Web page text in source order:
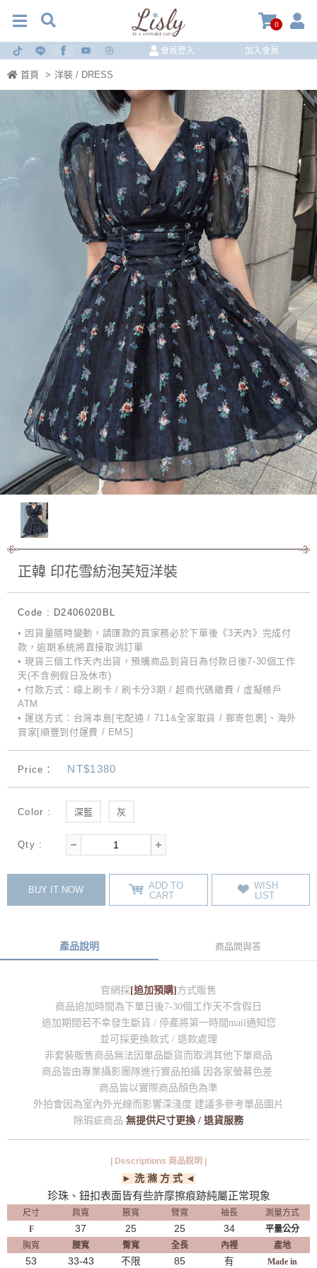
0
會員登入 加入會員
首頁 > 洋裝 / DRESS
正韓 印花雪紡泡芙短洋裝
Code : D2406020BL
• 因貨量隨時變動，請匯款的買家務必於下單後《3天內》完成付
款，逾期系統將直接取消訂單
• 現貨三個工作天內出貨，預購商品到貨日為付款日後7-30個工作
天(不含例假日及休市)
• 付款方式：線上刷卡 / 刷卡分3期 / 超商代碼繳費 / 虛擬帳戶
ATM
• 運送方式：台灣本島[宅配通 / 711&全家取貨 / 郵寄包裹]、海外
買家[順豐到付運費 / EMS]
Price： NT$1380
Color : 深藍 灰
Qty :
BUY IT NOW
ADD TO
CART
WISH
LIST
產品說明 商品問與答
官網採[追加預購]方式販售
商品追加時間為下單日後7-30個工作天不含假日
追加期間若不幸發生斷貨 / 停產將第一時間mail通知您
並可採更換款式 / 退款處理
非套裝販售商品無法因單品斷貨而取消其他下單商品
商品皆由專業攝影團隊進行實品拍攝 因各家螢幕色差
商品皆以實際商品顏色為準
外拍會因為室內外光線而影響深淺度 建議多參考單品圖片
除瑕疵商品 無提供尺寸更換 / 退貨服務
| Descriptions 商品說明 |
► 洗 滌 方 式 ◄
珍珠、鈕扣表面皆有些許摩擦痕跡純屬正常現象
尺寸 肩寬 腋寬 臂寬 袖長
測量方式
F
37 25 25 34
平量公分
胸寬
腰寬 臀寬 全長 內裡 產地
53 33-43 不限 85 有
Made in